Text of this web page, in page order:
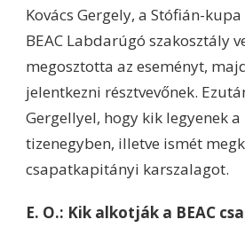
Kovács Gergely, a Stófián-kupa
BEAC Labdarúgó szakosztály
megosztotta az eseményt,
jelentkezni résztvevőnek.
Gergellyel, hogy kik legyenek a
tizenegyben, illetve ismét
csapatkapitányi karszalagot.
E. O.: Kik alkotják a BEAC